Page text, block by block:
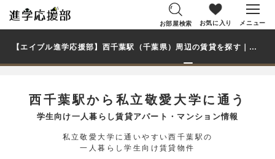
お部屋検索 お気に入り メニュー
【エイブル進学応援部】西千葉駅（千葉県）周辺の賃貸を探す｜私立敬愛大学学生・大学生の一人暮らし向け賃貸マンション・アパート
西千葉駅から私立敬愛大学に通う
学生向け一人暮らし賃貸アパート・マンション情報
私立敬愛大学に通いやすい西千葉駅の
一人暮らし学生向け賃貸物件